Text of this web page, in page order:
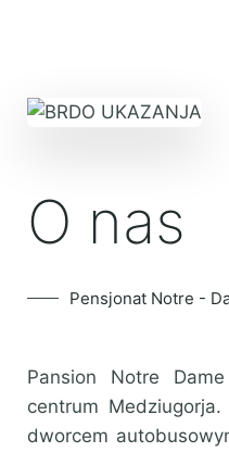
O nas
Pensjonat Notre -
Pansion Notre
centrum
dworcem